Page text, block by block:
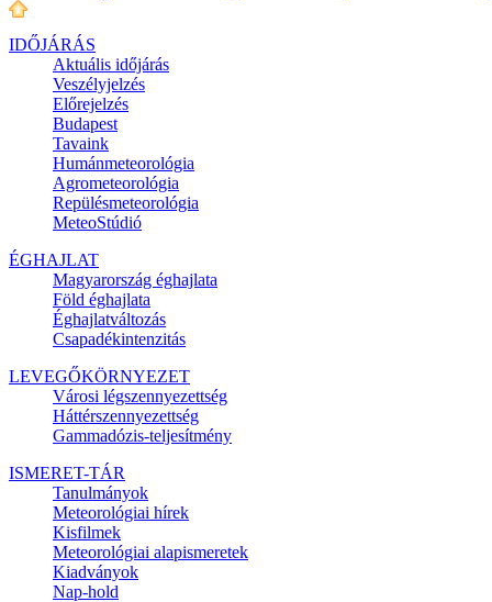
IDŐJÁRÁS
Aktuális időjárás
Veszélyjelzés
Előrejelzés
Budapest
Tavaink
Humánmeteorológia
Agrometeorológia
Repülésmeteorológia
MeteoStúdió
ÉGHAJLAT
Magyarország éghajlata
Föld éghajlata
Éghajlatváltozás
Csapadékintenzitás
LEVEGŐKÖRNYEZET
Városi légszennyezettség
Háttérszennyezettség
Gammadózis-teljesítmény
ISMERET-TÁR
Tanulmányok
Meteorológiai hírek
Kisfilmek
Meteorológiai alapismeretek
Kiadványok
Nap-hold